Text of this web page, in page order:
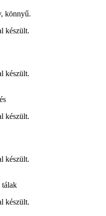
könnyű.
készült.
készült.
készült.
készült.
tálak
készült.